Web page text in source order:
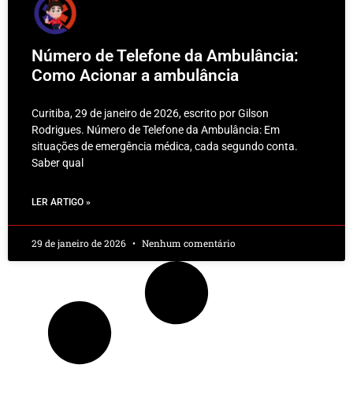
Número de Telefone da Ambulância:
Como Acionar a ambulância
Curitiba, 29 de janeiro de 2026, escrito por Gilson
Rodrigues. Número de Telefone da Ambulância: Em
situações de emergência médica, cada segundo conta.
Saber qual
LER ARTIGO »
29 de janeiro de 2026 Nenhum comentário